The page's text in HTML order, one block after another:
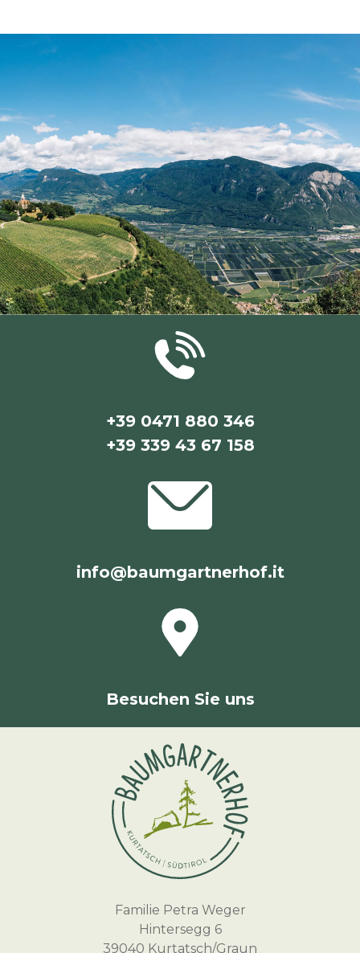
+39 0471 880 346
+39 339 43 67 158
info@baumgartnerhof.it
Besuchen Sie uns
Familie Petra Weger
Hintersegg 6
39040 Kurtatsch/Graun